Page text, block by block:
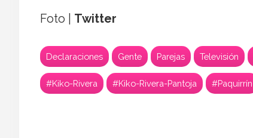
Foto | Twitter
Declaraciones Gente Parejas Televisión
#Kiko-Rivera #Kiko-Rivera-Pantoja #Paquirrín